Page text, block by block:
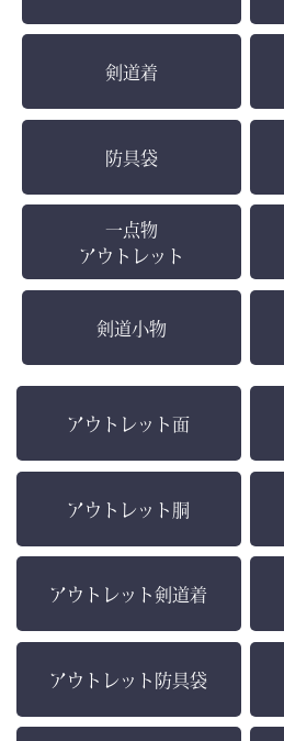
剣道着
防具袋
一点物
アウトレット
剣道小物
アウトレット面
アウトレット胴
アウトレット剣道着
アウトレット防具袋